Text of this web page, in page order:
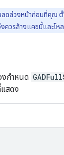
ล่วงหน้าก่อนที่คุณ ตั้
ควรล้างแคชนี้และโห
งกำหนด
สดง